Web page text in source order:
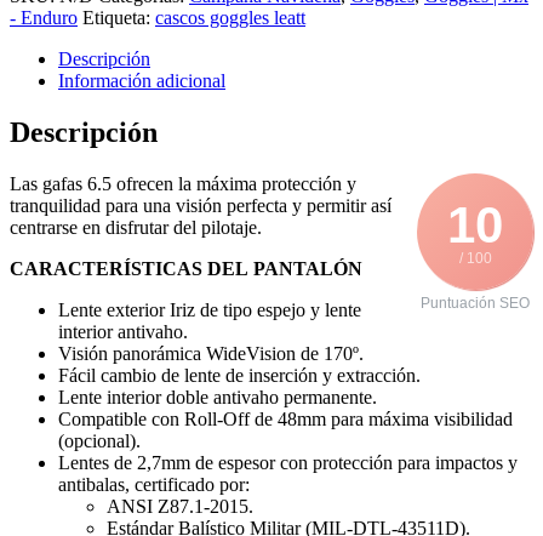
- Enduro Etiqueta: cascos goggles leatt
Descripción
Información adicional
Descripción
10
/ 100
Puntuación SEO
Las gafas 6.5 ofrecen la máxima protección y
tranquilidad para una visión perfecta y permitir así
centrarse en disfrutar del pilotaje.
CARACTERÍSTICAS DEL PANTALÓN
Lente exterior Iriz de tipo espejo y lente
interior antivaho.
Visión panorámica WideVision de 170º.
Fácil cambio de lente de inserción y extracción.
Lente interior doble antivaho permanente.
Compatible con Roll-Off de 48mm para máxima visibilidad
(opcional).
Lentes de 2,7mm de espesor con protección para impactos y
antibalas, certificado por:
ANSI Z87.1-2015.
Estándar Balístico Militar (MIL-DTL-43511D).